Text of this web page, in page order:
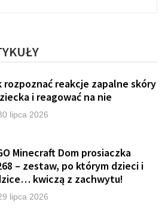
rozpoznać reakcje zapalne skóry
i reagować na nie
lipca 2026
Minecraft Dom prosiaczka
– zestaw, po którym dzieci i
kwiczą z zachwytu!
lipca 2026